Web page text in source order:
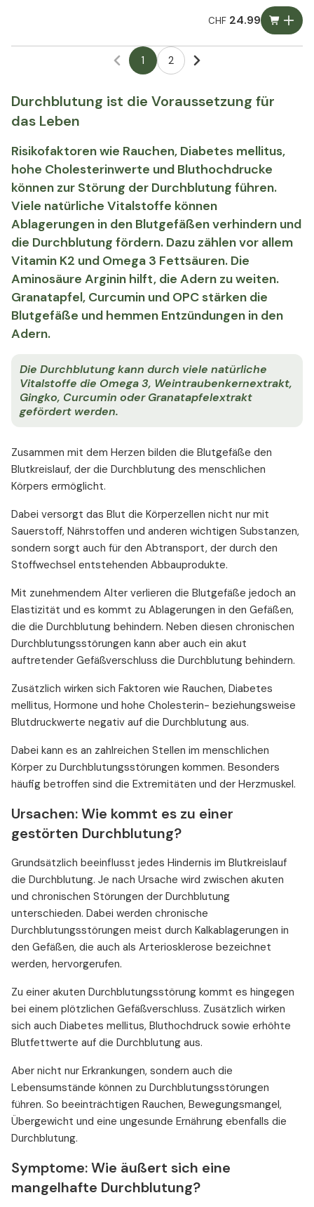
CHF24.99
1 2
Durchblutung ist die Voraussetzung für
das Leben
Risikofaktoren wie Rauchen, Diabetes mellitus,
hohe Cholesterinwerte und Bluthochdrucke
können zur Störung der Durchblutung führen.
Viele natürliche Vitalstoffe können
Ablagerungen in den Blutgefäßen verhindern und
die Durchblutung fördern. Dazu zählen vor allem
Vitamin K2 und Omega 3 Fettsäuren. Die
Aminosäure Arginin hilft, die Adern zu weiten.
Granatapfel, Curcumin und OPC stärken die
Blutgefäße und hemmen Entzündungen in den
Adern.
Die Durchblutung kann durch viele natürliche
Vitalstoffe die Omega 3, Weintraubenkernextrakt,
Gingko, Curcumin oder Granatapfelextrakt
gefördert werden.
Zusammen mit dem Herzen bilden die Blutgefäße den
Blutkreislauf, der die Durchblutung des menschlichen
Körpers ermöglicht.
Dabei versorgt das Blut die Körperzellen nicht nur mit
Sauerstoff, Nährstoffen und anderen wichtigen Substanzen,
sondern sorgt auch für den Abtransport, der durch den
Stoffwechsel entstehenden Abbauprodukte.
Mit zunehmendem Alter verlieren die Blutgefäße jedoch an
Elastizität und es kommt zu Ablagerungen in den Gefäßen,
die die Durchblutung behindern. Neben diesen chronischen
Durchblutungsstörungen kann aber auch ein akut
auftretender Gefäßverschluss die Durchblutung behindern.
Zusätzlich wirken sich Faktoren wie Rauchen, Diabetes
mellitus, Hormone und hohe Cholesterin- beziehungsweise
Blutdruckwerte negativ auf die Durchblutung aus.
Dabei kann es an zahlreichen Stellen im menschlichen
Körper zu Durchblutungsstörungen kommen. Besonders
häufig betroffen sind die Extremitäten und der Herzmuskel.
Ursachen: Wie kommt es zu einer
gestörten Durchblutung?
Grundsätzlich beeinflusst jedes Hindernis im Blutkreislauf
die Durchblutung. Je nach Ursache wird zwischen akuten
und chronischen Störungen der Durchblutung
unterschieden. Dabei werden chronische
Durchblutungsstörungen meist durch Kalkablagerungen in
den Gefäßen, die auch als Arteriosklerose bezeichnet
werden, hervorgerufen.
Zu einer akuten Durchblutungsstörung kommt es hingegen
bei einem plötzlichen Gefäßverschluss. Zusätzlich wirken
sich auch Diabetes mellitus, Bluthochdruck sowie erhöhte
Blutfettwerte auf die Durchblutung aus.
Aber nicht nur Erkrankungen, sondern auch die
Lebensumstände können zu Durchblutungsstörungen
führen. So beeinträchtigen Rauchen, Bewegungsmangel,
Übergewicht und eine ungesunde Ernährung ebenfalls die
Durchblutung.
Symptome: Wie äußert sich eine
mangelhafte Durchblutung?